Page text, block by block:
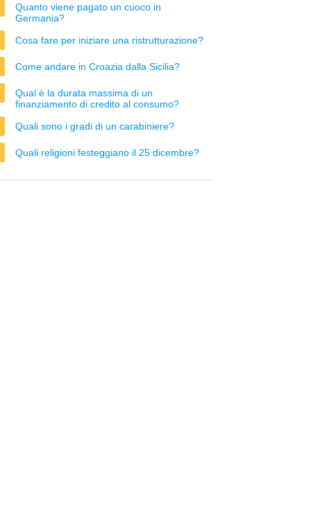
Quanto viene pagato un cuoco in
Germania?
Cosa fare per iniziare una ristrutturazione?
Come andare in Croazia dalla Sicilia?
Qual è la durata massima di un
finanziamento di credito al consumo?
Quali sono i gradi di un carabiniere?
Quali religioni festeggiano il 25 dicembre?